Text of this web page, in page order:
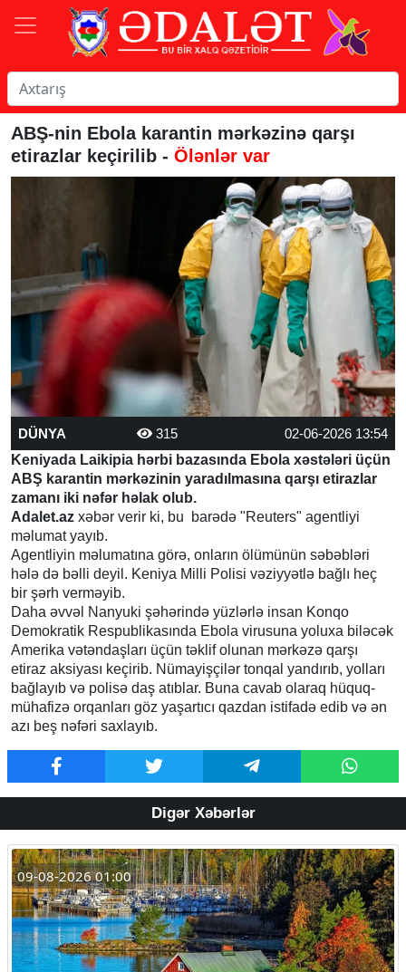
ABŞ-nin Ebola karantin mərkəzinə qarşı
etirazlar keçirilib - Ölənlər var
DÜNYA 315
02-06-2026 13:54
Keniyada Laikipia hərbi bazasında Ebola xəstələri üçün
ABŞ karantin mərkəzinin yaradılmasına qarşı etirazlar
zamanı iki nəfər həlak olub.
Adalet.az xəbər verir ki, bu barədə "Reuters" agentliyi
məlumat yayıb.
Agentliyin məlumatına görə, onların ölümünün səbəbləri
hələ də bəlli deyil. Keniya Milli Polisi vəziyyətlə bağlı heç
bir şərh verməyib.
Daha əvvəl Nanyuki şəhərində yüzlərlə insan Konqo
Demokratik Respublikasında Ebola virusuna yoluxa biləcək
Amerika vətəndaşları üçün təklif olunan mərkəzə qarşı
etiraz aksiyası keçirib. Nümayişçilər tonqal yandırıb, yolları
bağlayıb və polisə daş atıblar. Buna cavab olaraq hüquq-
mühafizə orqanları göz yaşartıcı qazdan istifadə edib və ən
azı beş nəfəri saxlayıb.
Digər Xəbərlər
09-08-2026 01:00